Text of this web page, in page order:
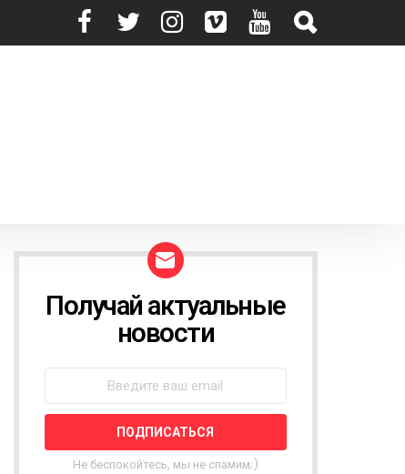
N
E
E
T
E
Получай актуальные
новости
Не беспокойтесь, мы не спамим;)